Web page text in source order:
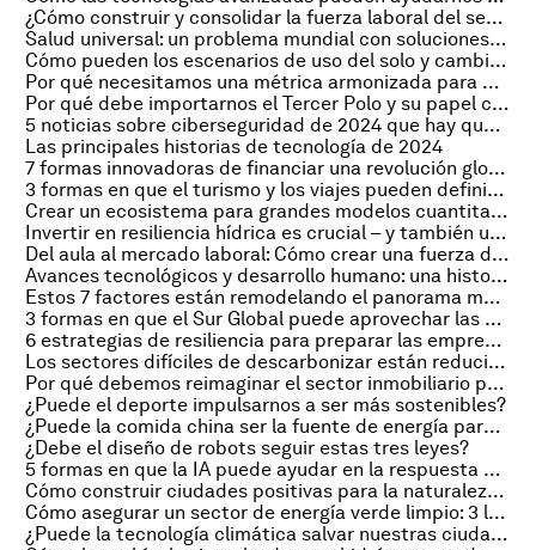
¿Cómo construir y consolidar la fuerza laboral del sector manufacturero del futuro?
Salud universal: un problema mundial con soluciones locales
Cómo pueden los escenarios de uso del solo y cambio climático ayudar a proteger la biodiversidad
Por qué necesitamos una métrica armonizada para medir la pérdida de naturaleza
Por qué debe importarnos el Tercer Polo y su papel crucial como recurso hídrico global
5 noticias sobre ciberseguridad de 2024 que hay que leer
Las principales historias de tecnología de 2024
7 formas innovadoras de financiar una revolución global de nuevas habilidades
3 formas en que el turismo y los viajes pueden definir el futuro de la conectividad global
Crear un ecosistema para grandes modelos cuantitativos de IA requiere colaboración. He aquí por qué
Invertir en resiliencia hídrica es crucial – y también una oportunidad por explotar
Del aula al mercado laboral: Cómo crear una fuerza de trabajo preparada para el futuro
Avances tecnológicos y desarrollo humano: una historia de dos mundos
Estos 7 factores están remodelando el panorama manufacturero mundial
3 formas en que el Sur Global puede aprovechar las cadenas de suministro de energía limpia
6 estrategias de resiliencia para preparar las empresas para un futuro disruptivo
Los sectores difíciles de descarbonizar están reduciendo sus emisiones; así es como pueden acelerar el progreso
Por qué debemos reimaginar el sector inmobiliario para construir un futuro mejor
¿Puede el deporte impulsarnos a ser más sostenibles?
¿Puede la comida china ser la fuente de energía para tu próximo vuelo?
¿Debe el diseño de robots seguir estas tres leyes?
5 formas en que la IA puede ayudar en la respuesta a las crisis en todo el mundo
Cómo construir ciudades positivas para la naturaleza – y un futuro sostenible y resiliente
Cómo asegurar un sector de energía verde limpio: 3 lecciones anticorrupción de la transición en Ucrania
¿Puede la tecnología climática salvar nuestras ciudades?